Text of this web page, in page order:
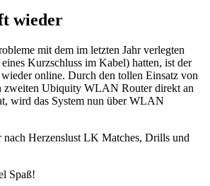
wieder
mit dem im letzten Jahr verlegten
Kurzschluss im Kabel) hatten, ist der
online. Durch den tollen Einsatz von
zweiten Ubiquity WLAN Router direkt an
wird das System nun über WLAN
Herzenslust LK Matches, Drills und
Spaß!